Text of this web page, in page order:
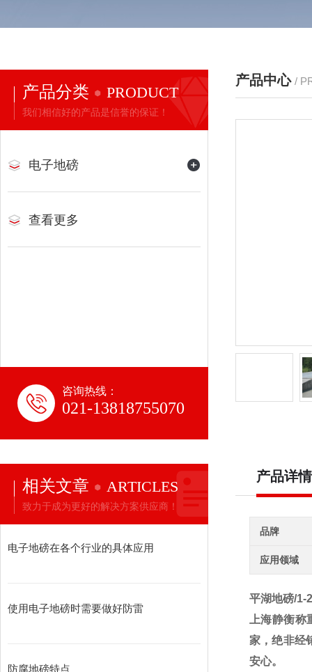
产品分类 PRODUCT
我们相信好的产品是信誉的保证！
电子地磅
查看更多
咨询热线：
021-13818755070
相关文章 ARTICLES
致力于成为更好的解决方案供应商！
电子地磅在各个行业的具体应用
使用电子地磅时需要做好防雷
防腐地磅特点
产品中心 /
产品详情
品牌
应用领域
平湖地磅/1-
上海静衡
家，绝非经
安心。